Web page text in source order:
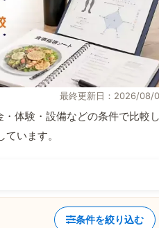
最終更新日：2026/08/
体験・設備などの条件で比較
います。
条件を絞り込む